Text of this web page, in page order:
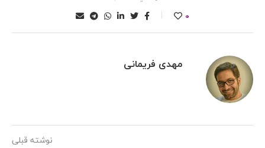
0
مهدی فریمانی
نوشته قبلی